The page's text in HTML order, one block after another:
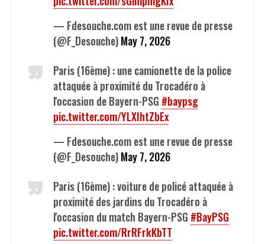
— Fdesouche.com est une revue de presse
(@F_Desouche)May 7, 2026
Paris (16ème) : une camionette de la police
attaquée à proximité du Trocadéro à
l'occasion de Bayern-PSG #baypsg
pic.twitter.com/YLXIhtZbEx
— Fdesouche.com est une revue de presse
(@F_Desouche)May 7, 2026
Paris (16ème) : voiture de policé attaquée à
proximité des jardins du Trocadéro à
l'occasion du match Bayern-PSG #BayPSG
pic.twitter.com/RrRFrkKbTT